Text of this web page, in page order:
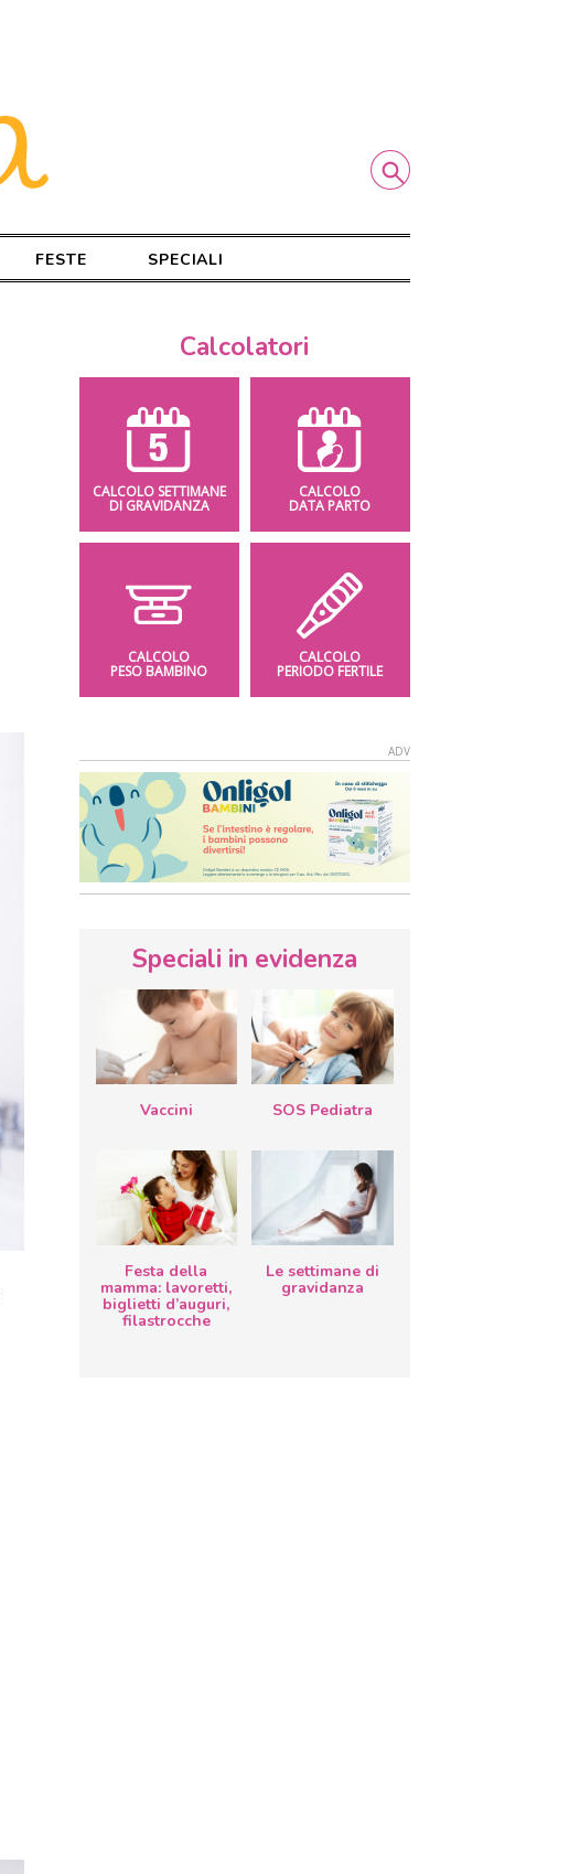
FESTE SPECIALI
Calcolatori
CALCOLO SETTIMANE
DI GRAVIDANZA
CALCOLO
DATA PARTO
CALCOLO
PESO BAMBINO
CALCOLO
PERIODO FERTILE
Speciali in evidenza
Vaccini SOS Pediatra
Festa della
mamma: lavoretti,
biglietti d’auguri,
filastrocche
Le settimane di
gravidanza